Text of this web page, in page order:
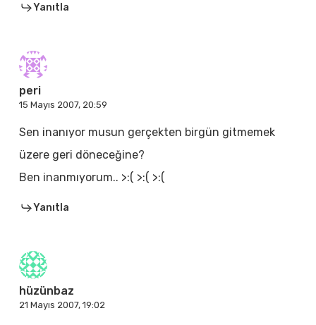
Yanıtla
peri
15 Mayıs 2007, 20:59
Sen inanıyor musun gerçekten birgün gitmemek
üzere geri döneceğine?
Ben inanmıyorum.. >:( >:( >:(
Yanıtla
hüzünbaz
21 Mayıs 2007, 19:02